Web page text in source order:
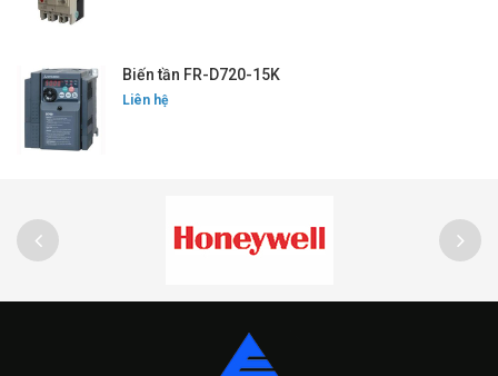
Biến tần FR-D720-15K
Liên hệ